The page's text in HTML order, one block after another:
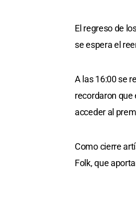
El regreso de
se espera el
A las 16:00 se
recordaron
acceder al
Como cierre
Folk, que